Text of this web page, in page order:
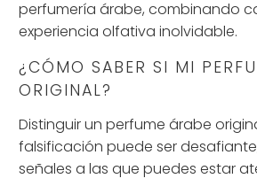
perfumería árabe, combinando
experiencia olfativa inolvidable.
¿CÓMO SABER SI MI
ORIGINAL?
Distinguir un perfume árabe
falsificación puede ser
señales a las que puedes estar